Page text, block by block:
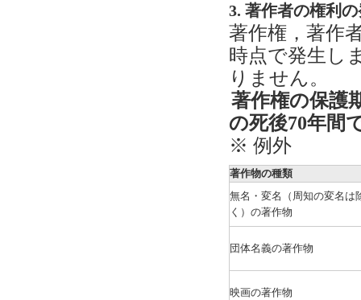
3. 著作者の権利
著作権，著作
時点で発生し
りません。
著作権の保護
の死後70年間
※ 例外
著作物の種類
無名・変名（周知の変名は
く）の著作物
団体名義の著作物
映画の著作物